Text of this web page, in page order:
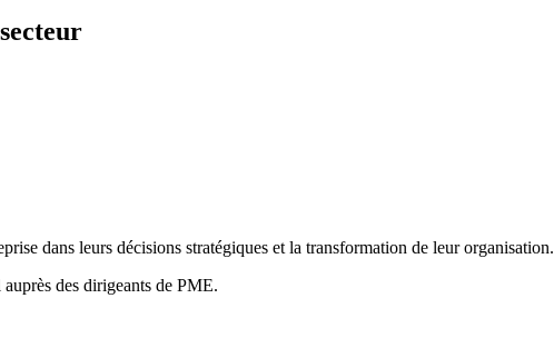
dans leurs décisions stratégiques et la transformation de leur organisation.
des dirigeants de PME.